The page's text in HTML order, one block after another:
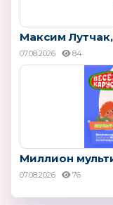
Максим
07.08.2026 84
Миллион
07.08.2026 76